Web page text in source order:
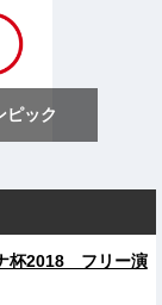
ピック
杯2018 フリー演